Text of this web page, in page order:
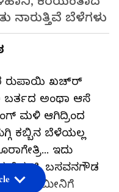
ನಾರುತ್ತಿವೆ ಬೆಳೆಗಳು
ರುಪಾಯಿ ಖಚ್‌ರ್‍
ಬರ್ತದ ಅಂಥಾ ಆಸೆ
ಮಳಿ ಆಗಿದ್ರಿಂದ
ಕಬ್ಬಿನ ಬೆಳೆಯಲ್ಲ
ಇದು
ರೈತ ಟಿ. ಬಸವನಗೌಡ
ಇವರ ಜಮೀನಿಗೆ